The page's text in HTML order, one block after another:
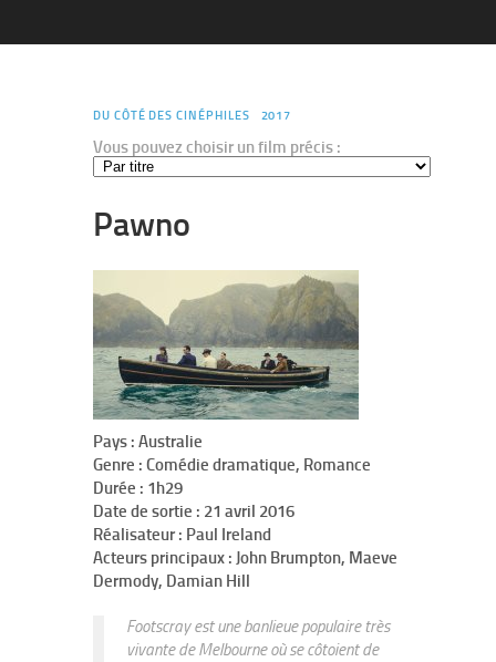
DU CÔTÉ DES CINÉPHILES 2017
Vous pouvez choisir un film précis :
Pawno
Pays : Australie
Genre : Comédie dramatique, Romance
Durée : 1h29
Date de sortie : 21 avril 2016
Réalisateur : Paul Ireland
Acteurs principaux : John Brumpton, Maeve
Dermody, Damian Hill
Footscray est une banlieue populaire très
vivante de Melbourne où se côtoient de